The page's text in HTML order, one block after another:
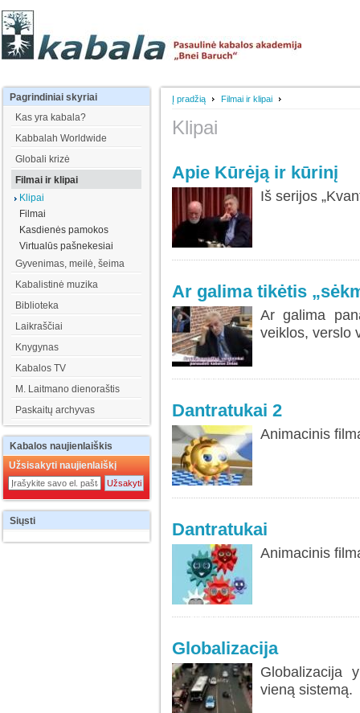
Į pradžią Filmai ir klipai
Klipai
Apie Kūrėją ir kūrinį
Iš serijos
Ar galima tikėtis
Ar galima
veiklos, verslo
Dantratukai 2
Animacinis
Dantratukai
Animacinis
Globalizacija
Globalizacija
vieną sistemą.
Pagrindiniai skyriai
Kas yra kabala?
Kabbalah Worldwide
Globali krizė
Filmai ir klipai
Klipai
Filmai
Kasdienės pamokos
Virtualūs pašnekesiai
Gyvenimas, meilė, šeima
Kabalistinė muzika
Biblioteka
Laikraščiai
Knygynas
Kabalos TV
M. Laitmano dienoraštis
Paskaitų archyvas
Kabalos naujienlaiškis
Užsisakyti naujienlaiškį
Siųsti